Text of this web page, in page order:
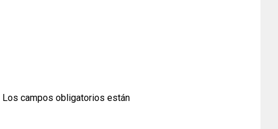
Los campos obligatorios están